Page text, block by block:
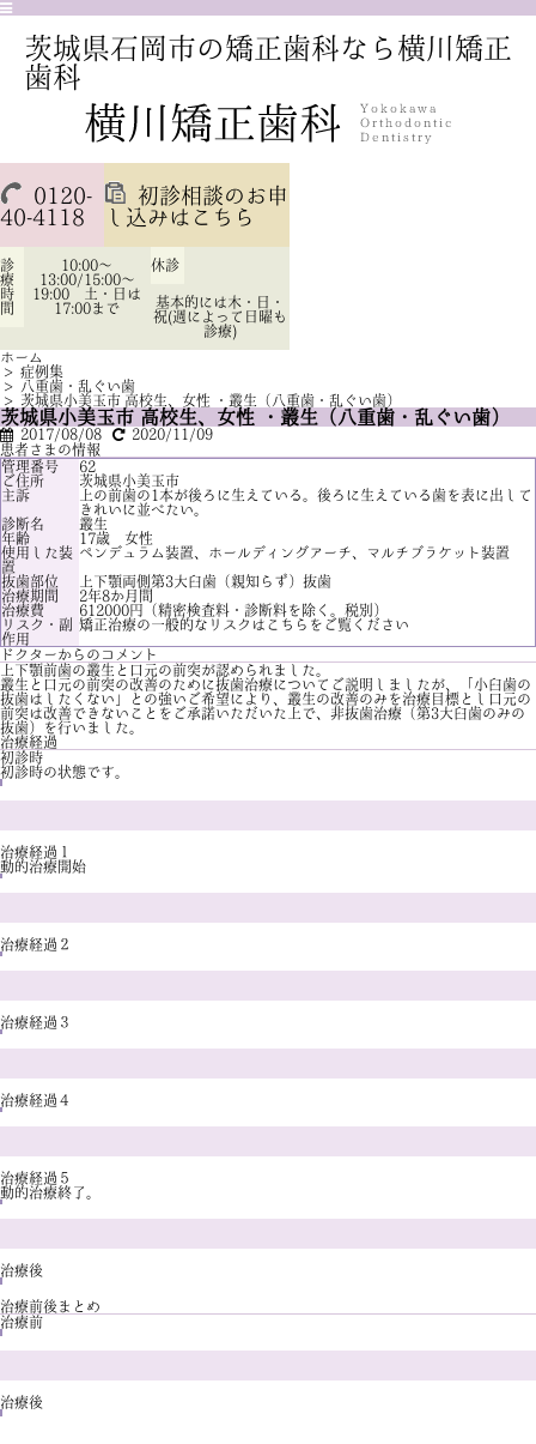
茨城県石岡市の矯正歯科なら横川矯正
歯科
0120-
40-4118
初診相談のお申
し込みはこちら
診
療
時
間
10:00～
13:00/15:00～
19:00 土・日は
17:00まで
休診
基本的には木・日・
祝(週によって日曜も
診療)
ホーム
> 症例集
>
八重歯・乱ぐい歯
> 茨城県小美玉市 高校生、女性 ・叢生（八重歯・乱ぐい歯）
茨城県小美玉市 高校生、女性 ・叢生（八重歯・乱ぐい歯）
2017/08/08
2020/11/09
患者さまの情報
管理番号
62
ご住所
茨城県小美玉市
主訴
上の前歯の1本が後ろに生えている。後ろに生えている歯を表に出して
きれいに並べたい。
診断名
叢生
年齢
17歳 女性
使用した装
置
ペンデュラム装置、ホールディングアーチ、マルチブラケット装置
抜歯部位
上下顎両側第3大臼歯（親知らず）抜歯
治療期間
2年8か月間
治療費
612000円（精密検査料・診断料を除く。税別）
リスク・副
作用
矯正治療の一般的なリスクは こちら をご覧ください
ドクターからのコメント
上下顎前歯の叢生と口元の前突が認められました。
叢生と口元の前突の改善のために抜歯治療についてご説明しましたが、「小臼歯の
抜歯はしたくない」との強いご希望により、叢生の改善のみを治療目標とし口元の
前突は改善できないことをご承諾いただいた上で、非抜歯治療（第3大臼歯のみの
抜歯）を行いました。
治療経過
初診時
初診時の状態です。
治療経過１
動的治療開始
治療経過２
治療経過３
治療経過４
治療経過５
動的治療終了。
治療後
治療前後まとめ
治療前
治療後